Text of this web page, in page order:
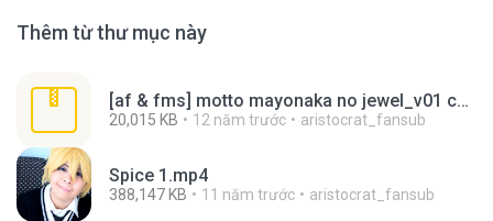
Thêm từ thư mục này
[af & fms] motto mayonaka no jewel_v01 cap.1.rar
20,015 KB 12 năm trước aristocrat_fansub
Spice 1.mp4
388,147 KB 11 năm trước aristocrat_fansub